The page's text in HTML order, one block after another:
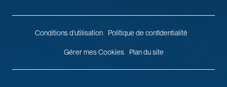
Conditions d’utilisation Politique de confidentialité
Gérer mes Cookies Plan du site